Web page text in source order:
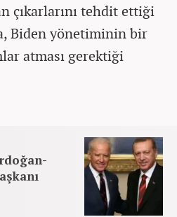
çıkarlarını tehdit ettiği
Biden yönetiminin bir
atması gerektiği